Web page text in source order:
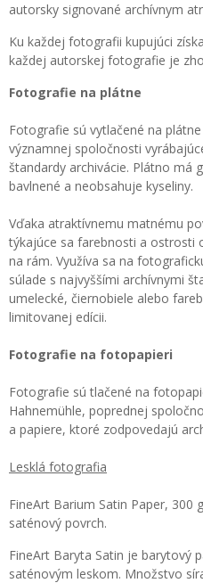
autorsky signované archívnym
Ku každej fotografii kupujúci
každej autorskej fotografie je
Fotografie na plátne
Fotografie sú vytlačené na
významnej spoločnosti
štandardy archivácie. Plátno má
bavlnené a neobsahuje kyseliny.
Vďaka atraktívnemu matnému
týkajúce sa farebnosti a ostrosti
na rám. Využíva sa na
súlade s najvyššími archívnymi
umelecké, čiernobiele alebo
limitovanej edícii.
Fotografie na fotopapieri
Fotografie sú tlačené na
Hahnemühle, poprednej
a papiere, ktoré zodpovedajú
Lesklá fotografia
FineArt Barium Satin Paper, 300
saténový povrch.
FineArt Baryta Satin je barytový
saténovým leskom. Množstvo